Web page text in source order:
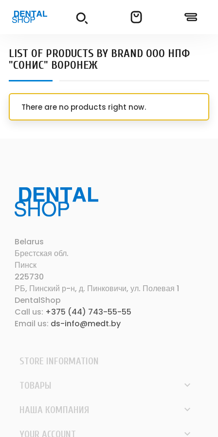
LIST OF PRODUCTS BY BRAND ООО НПФ
"СОНИС" ВОРОНЕЖ
There are no products right now.
Belarus
Брестская обл.
Пинск
225730
РБ, Пинский р-н, д. Пинковичи, ул. Полевая 1
DentalShop
Call us: +375 (44) 743-55-55
Email us: ds-info@medt.by
STORE INFORMATION
ТОВАРЫ 
НАША КОМПАНИЯ 
YOUR ACCOUNT 